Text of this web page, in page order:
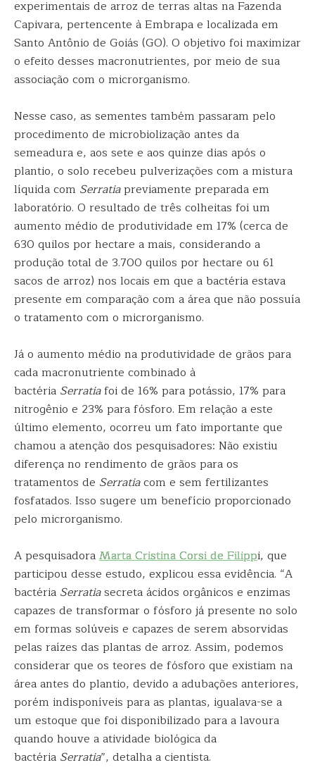
experimentais de arroz de terras altas na Fazenda
Capivara, pertencente à Embrapa e localizada em
Santo Antônio de Goiás (GO). O objetivo foi maximizar
o efeito desses macronutrientes, por meio de sua
associação com o microrganismo.
Nesse caso, as sementes também passaram pelo
procedimento de microbiolização antes da
semeadura e, aos sete e aos quinze dias após o
plantio, o solo recebeu pulverizações com a mistura
líquida com Serratiapreviamente preparada em
laboratório. O resultado de três colheitas foi um
aumento médio de produtividade em 17% (cerca de
630 quilos por hectare a mais, considerando a
produção total de 3.700 quilos por hectare ou 61
sacos de arroz) nos locais em que a bactéria estava
presente em comparação com a área que não possuía
o tratamento com o microrganismo.
Já o aumento médio na produtividade de grãos para
cada macronutriente combinado à
bactéria Serratiafoi de 16% para potássio, 17% para
nitrogênio e 23% para fósforo. Em relação a este
último elemento, ocorreu um fato importante que
chamou a atenção dos pesquisadores: Não existiu
diferença no rendimento de grãos para os
tratamentos de Serratiacom e sem fertilizantes
fosfatados. Isso sugere um benefício proporcionado
pelo microrganismo.
A pesquisadoraMarta Cristina Corsi de Filippi, que
participou desse estudo, explicou essa evidência. “A
bactéria Serratiasecreta ácidos orgânicos e enzimas
capazes de transformar o fósforo já presente no solo
em formas solúveis e capazes de serem absorvidas
pelas raízes das plantas de arroz. Assim, podemos
considerar que os teores de fósforo que existiam na
área antes do plantio, devido a adubações anteriores,
porém indisponíveis para as plantas, igualava-se a
um estoque que foi disponibilizado para a lavoura
quando houve a atividade biológica da
bactéria Serratia”, detalha a cientista.